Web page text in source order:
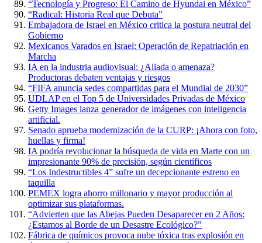
“Tecnología y Progreso: El Camino de Hyundai en México”
“Radical: Historia Real que Debuta”
Embajadora de Israel en México critica la postura neutral del
Gobierno
Mexicanos Varados en Israel: Operación de Repatriación en
Marcha
IA en la industria audiovisual: ¿Aliada o amenaza?
Productoras debaten ventajas y riesgos
“FIFA anuncia sedes compartidas para el Mundial de 2030”
UDLAP en el Top 5 de Universidades Privadas de México
Getty Images lanza generador de imágenes con inteligencia
artificial.
Senado aprueba modernización de la CURP: ¡Ahora con foto,
huellas y firma!
IA podría revolucionar la búsqueda de vida en Marte con un
impresionante 90% de precisión, según científicos
“Los Indestructibles 4” sufre un decepcionante estreno en
taquilla
PEMEX logra ahorro millonario y mayor producción al
optimizar sus plataformas.
“Advierten que las Abejas Pueden Desaparecer en 2 Años:
¿Estamos al Borde de un Desastre Ecológico?”
Fábrica de químicos provoca nube tóxica tras explosión en